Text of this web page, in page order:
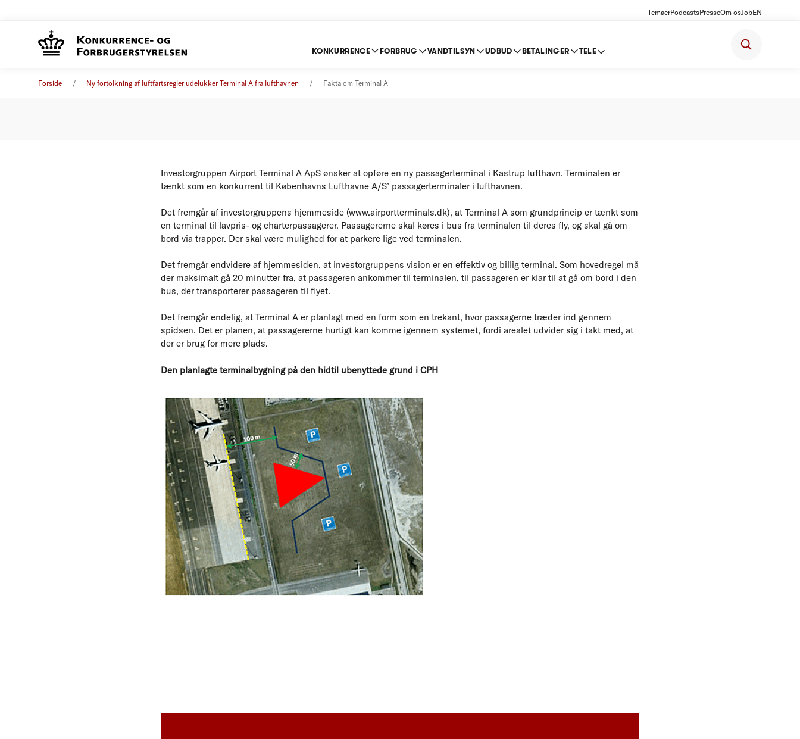
TemaerPodcastsPresseOm osJobEN
KONKURRENCE FORBRUG VANDTILSYN UDBUD BETALINGER TELE
Forside Ny fortolkning af luftfartsregler udelukker Terminal A fra lufthavnen Fakta om Terminal A
Investorgruppen Airport Terminal A ApS ønsker at opføre en ny passagerterminal i Kastrup lufthavn. Terminalen er
tænkt som en konkurrent til Københavns Lufthavne A/S’ passagerterminaler i lufthavnen.
Det fremgår af investorgruppens hjemmeside (www.airportterminals.dk), at Terminal A som grundprincip er tænkt som
en terminal til lavpris- og charterpassagerer. Passagererne skal køres i bus fra terminalen til deres fly, og skal gå om
bord via trapper. Der skal være mulighed for at parkere lige ved terminalen.
Det fremgår endvidere af hjemmesiden, at investorgruppens vision er en effektiv og billig terminal. Som hovedregel må
der maksimalt gå 20 minutter fra, at passageren ankommer til terminalen, til passageren er klar til at gå om bord i den
bus, der transporterer passageren til flyet.
Det fremgår endelig, at Terminal A er planlagt med en form som en trekant, hvor passagerne træder ind gennem
spidsen. Det er planen, at passagererne hurtigt kan komme igennem systemet, fordi arealet udvider sig i takt med, at
der er brug for mere plads.
Den planlagte terminalbygning på den hidtil ubenyttede grund i CPH